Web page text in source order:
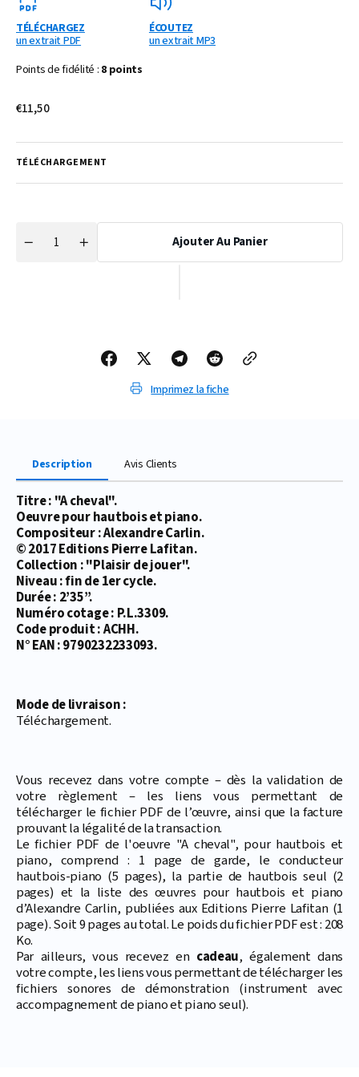
TÉLÉCHARGEZ
un extrait PDF
ÉCOUTEZ
un extrait MP3
Points de fidélité : 8 points
Prix
€11,50
TÉLÉCHARGEMENT
Réduire
Quantité
Augmenter
Ajouter Au Panier
Imprimez la fiche
Description Avis Clients
Titre : "A cheval".
Oeuvre pour hautbois et piano.
Compositeur : Alexandre Carlin.
© 2017 Editions Pierre Lafitan.
Collection : "Plaisir de jouer".
Niveau : fin de 1er cycle.
Durée : 2’35’’.
Numéro cotage : P.L.3309.
Code produit : ACHH.
N° EAN : 9790232233093.
Mode de livraison :
Téléchargement.
Vous recevez dans votre compte – dès la validation de
votre règlement – les liens vous permettant de
télécharger le fichier PDF de l’œuvre, ainsi que la facture
prouvant la légalité de la transaction.
Le fichier PDF de l'oeuvre "A cheval", pour hautbois et
piano, comprend : 1 page de garde, le conducteur
hautbois-piano (5 pages), la partie de hautbois seul (2
pages) et la liste des œuvres pour hautbois et piano
d’Alexandre Carlin, publiées aux Editions Pierre Lafitan (1
page). Soit 9 pages au total. Le poids du fichier PDF est : 208
Ko.
Par ailleurs, vous recevez en cadeau, également dans
votre compte, les liens vous permettant de télécharger les
fichiers sonores de démonstration (instrument avec
accompagnement de piano et piano seul).